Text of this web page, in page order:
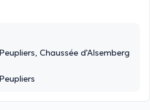
Chaussée d'Alsemberg